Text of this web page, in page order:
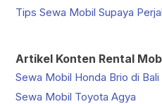
Tips Sewa Mobil Supaya
Artikel Konten Rental
Sewa Mobil Honda Brio di Bali
Sewa Mobil Toyota Agya